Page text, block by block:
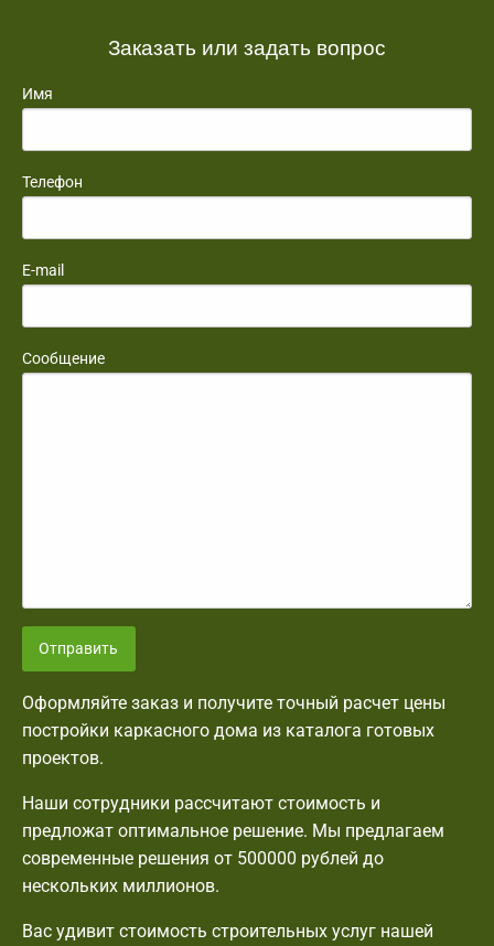
Заказать или задать вопрос
Имя
Телефон
E-mail
Сообщение
Отправить
Оформляйте заказ и получите точный расчет цены
постройки каркасного дома из каталога готовых
проектов.
Наши сотрудники рассчитают стоимость и
предложат оптимальное решение. Мы предлагаем
современные решения от 500000 рублей до
нескольких миллионов.
Вас удивит стоимость строительных услуг нашей